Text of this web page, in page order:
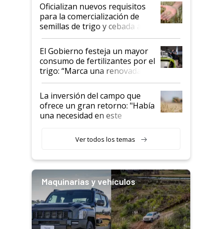
Oficializan nuevos requisitos
para la comercialización de
semillas de trigo y cebada a
granel
El Gobierno festeja un mayor
consumo de fertilizantes por el
trigo: “Marca una renovada
confianza de los productores”
La inversión del campo que
ofrece un gran retorno: "Había
una necesidad en este
Ver todos los temas
Maquinarias y vehículos